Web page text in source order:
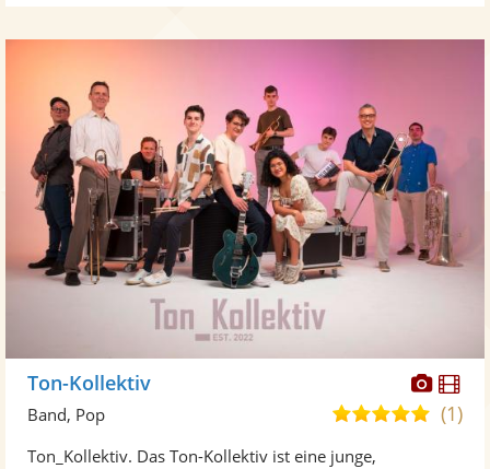
Ton-Kollektiv
5,0(1)
Band, Pop
Ton_Kollektiv. Das Ton-Kollektiv ist eine junge,